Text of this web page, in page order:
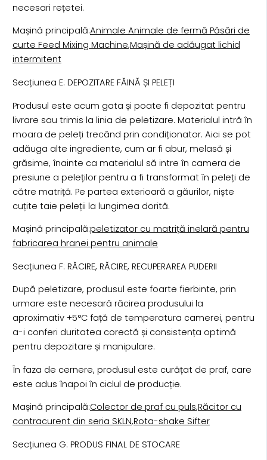
necesari rețetei.
Mașină principală:Animale Animale de fermă Păsări de
curte Feed Mixing Machine,Mașină de adăugat lichid
intermitent
Secțiunea E: DEPOZITARE FĂINĂ ȘI PELEȚI
Produsul este acum gata și poate fi depozitat pentru
livrare sau trimis la linia de peletizare. Materialul intră în
moara de peleți trecând prin condiționator. Aici se pot
adăuga alte ingrediente, cum ar fi abur, melasă și
grăsime, înainte ca materialul să intre în camera de
presiune a peleților pentru a fi transformat în peleți de
către matriță. Pe partea exterioară a găurilor, niște
cuțite taie peleții la lungimea dorită.
Mașină principală:peletizator cu matriță inelară pentru
fabricarea hranei pentru animale
Secțiunea F: RĂCIRE, RĂCIRE, RECUPERAREA PUDERII
După peletizare, produsul este foarte fierbinte, prin
urmare este necesară răcirea produsului la
aproximativ +5°C față de temperatura camerei, pentru
a-i conferi duritatea corectă și consistența optimă
pentru depozitare și manipulare.
În faza de cernere, produsul este curățat de praf, care
este adus înapoi în ciclul de producție.
Mașină principală:Colector de praf cu puls,Răcitor cu
contracurent din seria SKLN,Rota-shake Sifter
Secțiunea G: PRODUS FINAL DE STOCARE